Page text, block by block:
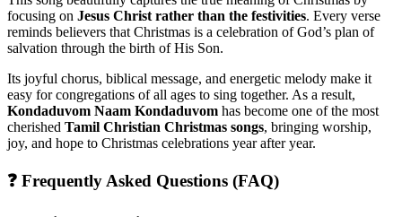
focusing on Jesus Christ rather than the festivities. Every verse
reminds believers that Christmas is a celebration of God’s plan of
salvation through the birth of His Son.
Its joyful chorus, biblical message, and energetic melody make it
easy for congregations of all ages to sing together. As a result,
Kondaduvom Naam Kondaduvom has become one of the most
cherished Tamil Christian Christmas songs, bringing worship,
joy, and hope to Christmas celebrations year after year.
❓ Frequently Asked Questions (FAQ)